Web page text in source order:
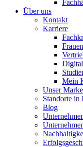
Über uns
Kontakt
Karriere
Mein
Unser
Standorte in
Blog